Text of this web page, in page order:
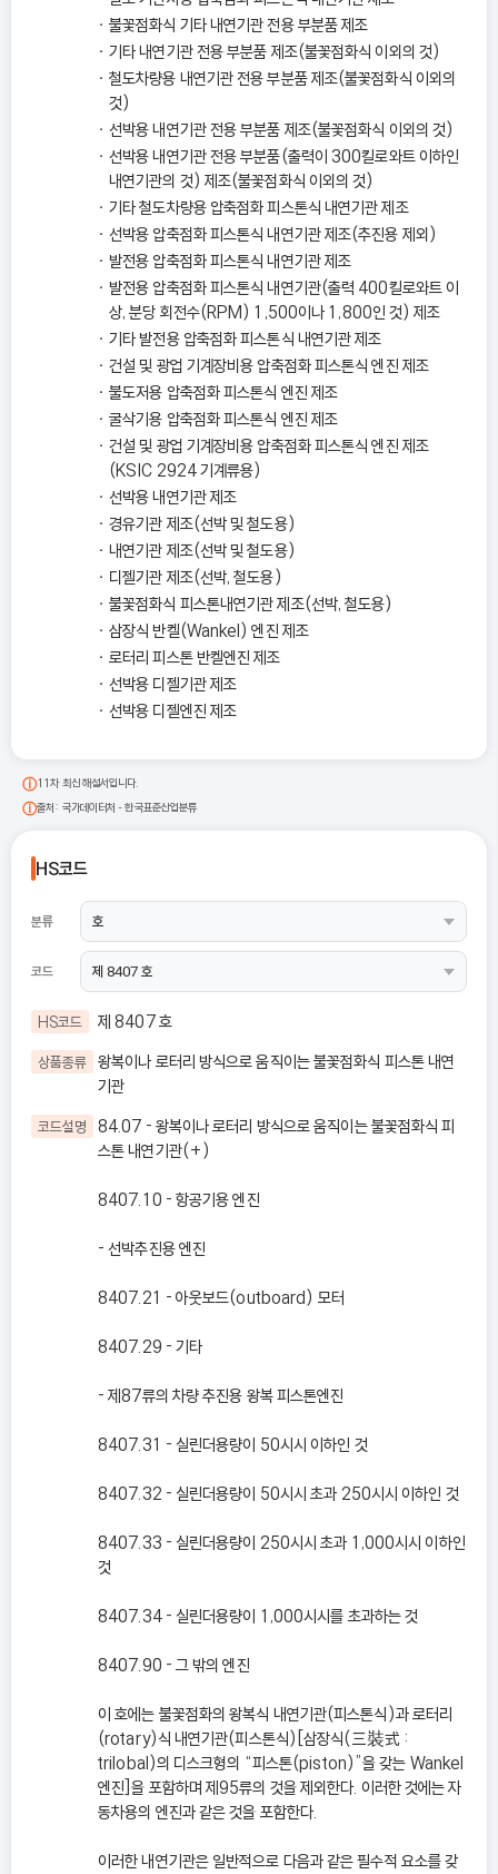
불꽃점화식 기타 내연기관 전용 부분품 제조
기타 내연기관 전용 부분품 제조(불꽃점화식 이외의 것)
철도차량용 내연기관 전용 부분품 제조(불꽃점화식 이외의
것)
선박용 내연기관 전용 부분품 제조(불꽃점화식 이외의 것)
선박용 내연기관 전용 부분품(출력이 300킬로와트 이하인
내연기관의 것) 제조(불꽃점화식 이외의 것)
기타 철도차량용 압축점화 피스톤식 내연기관 제조
선박용 압축점화 피스톤식 내연기관 제조(추진용 제외)
발전용 압축점화 피스톤식 내연기관 제조
발전용 압축점화 피스톤식 내연기관(출력 400킬로와트 이
상, 분당 회전수(RPM) 1,500이나 1,800인 것) 제조
기타 발전용 압축점화 피스톤식 내연기관 제조
건설 및 광업 기계장비용 압축점화 피스톤식 엔진 제조
불도저용 압축점화 피스톤식 엔진 제조
굴삭기용 압축점화 피스톤식 엔진 제조
건설 및 광업 기계장비용 압축점화 피스톤식 엔진 제조
(KSIC 2924 기계류용)
선박용 내연기관 제조
경유기관 제조(선박 및 철도용)
내연기관 제조(선박 및 철도용)
디젤기관 제조(선박, 철도용)
불꽃점화식 피스톤내연기관 제조(선박, 철도용)
삼장식 반켈(Wankel) 엔진 제조
로터리 피스톤 반켈엔진 제조
선박용 디젤기관 제조
선박용 디젤엔진 제조
11차 최신 해설서입니다.
출처: 국가데이터처 - 한국표준산업분류
HS코드
분류
코드
HS코드 제 8407 호
상품종류 왕복이나 로터리 방식으로 움직이는 불꽃점화식 피스톤 내연
기관
코드설명
84.07 - 왕복이나 로터리 방식으로 움직이는 불꽃점화식 피
스톤 내연기관(+)
8407.10 - 항공기용 엔진
- 선박추진용 엔진
8407.21 - 아웃보드(outboard) 모터
8407.29 - 기타
- 제87류의 차량 추진용 왕복 피스톤엔진
8407.31 - 실린더용량이 50시시 이하인 것
8407.32 - 실린더용량이 50시시 초과 250시시 이하인 것
8407.33 - 실린더용량이 250시시 초과 1,000시시 이하인
것
8407.34 - 실린더용량이 1,000시시를 초과하는 것
8407.90 - 그 밖의 엔진
이 호에는 불꽃점화의 왕복식 내연기관(피스톤식)과 로터리
(rotary)식 내연기관(피스톤식)[삼장식(三裝式 :
trilobal)의 디스크형의 “피스톤(piston)”을 갖는 Wankel
엔진]을 포함하며 제95류의 것을 제외한다. 이러한 것에는 자
동차용의 엔진과 같은 것을 포함한다.
이러한 내연기관은 일반적으로 다음과 같은 필수적 요소를 갖